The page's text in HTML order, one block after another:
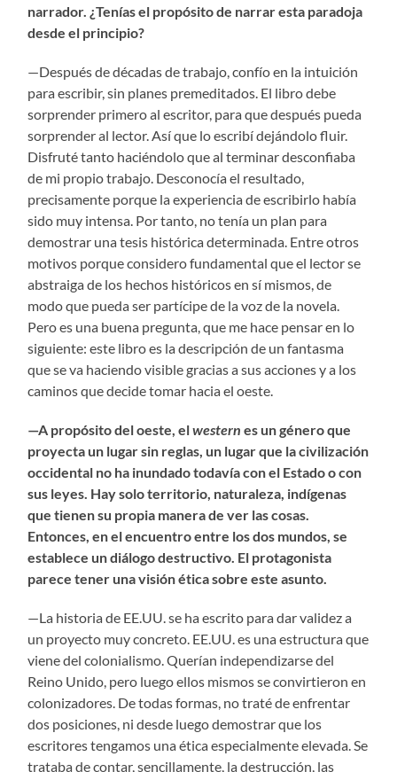
narrador. ¿Tenías el propósito de narrar esta paradoja
desde el principio?
—Después de décadas de trabajo, confío en la intuición
para escribir, sin planes premeditados. El libro debe
sorprender primero al escritor, para que después pueda
sorprender al lector. Así que lo escribí dejándolo fluir.
Disfruté tanto haciéndolo que al terminar desconfiaba
de mi propio trabajo. Desconocía el resultado,
precisamente porque la experiencia de escribirlo había
sido muy intensa. Por tanto, no tenía un plan para
demostrar una tesis histórica determinada. Entre otros
motivos porque considero fundamental que el lector se
abstraiga de los hechos históricos en sí mismos, de
modo que pueda ser partícipe de la voz de la novela.
Pero es una buena pregunta, que me hace pensar en lo
siguiente: este libro es la descripción de un fantasma
que se va haciendo visible gracias a sus acciones y a los
caminos que decide tomar hacia el oeste.
—A propósito del oeste, elwestern es un género que
proyecta un lugar sin reglas, un lugar que la civilización
occidental no ha inundado todavía con el Estado o con
sus leyes. Hay solo territorio, naturaleza, indígenas
que tienen su propia manera de ver las cosas.
Entonces, en el encuentro entre los dos mundos, se
establece un diálogo destructivo. El protagonista
parece tener una visión ética sobre este asunto.
—La historia de EE.UU. se ha escrito para dar validez a
un proyecto muy concreto. EE.UU. es una estructura que
viene del colonialismo. Querían independizarse del
Reino Unido, pero luego ellos mismos se convirtieron en
colonizadores. De todas formas, no traté de enfrentar
dos posiciones, ni desde luego demostrar que los
escritores tengamos una ética especialmente elevada. Se
trataba de contar, sencillamente, la destrucción, las